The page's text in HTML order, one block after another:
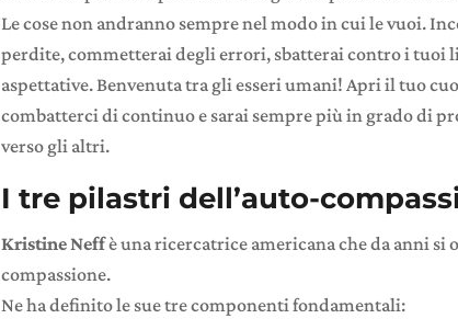
Le cose non andranno sempre nel modo in cui le vuoi.
perdite, commetterai degli errori, sbatterai contro i tuoi
aspettative. Benvenuta tra gli esseri umani! Apri il tuo
combatterci di continuo e sarai sempre più in grado di
verso gli altri.
I tre pilastri dell’auto-
Kristine Neffè una ricercatrice americana che da anni si
compassione.
Ne ha definito le sue tre componenti fondamentali: